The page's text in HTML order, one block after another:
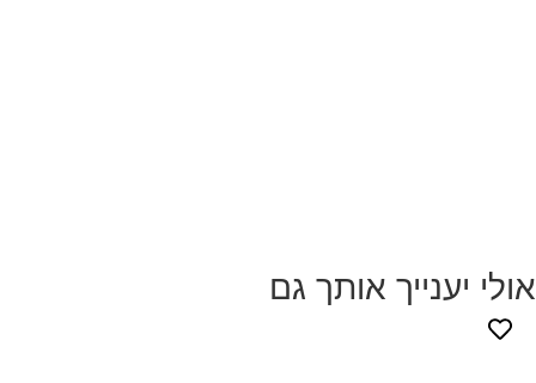
אותך גם